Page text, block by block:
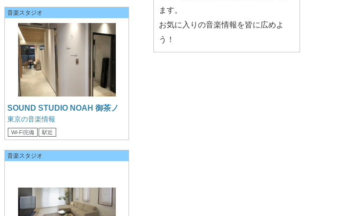
音楽スタジオ
SOUND STUDIO NOAH 御茶ノ
水 ロビー
東京の音楽情報
Wi-Fi完備 駅近
音楽スタジオ
ます。
お気に入りの音楽情報を皆に広めよ
う！